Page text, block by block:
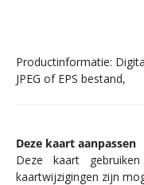
Productinformatie:
JPEG of EPS bestand,
Deze kaart aanpassen
Deze kaart
kaartwijzigingen zijn